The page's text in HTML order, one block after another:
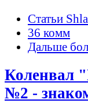
Статьи
36 комм
Дальше
Коленвал
№2 -